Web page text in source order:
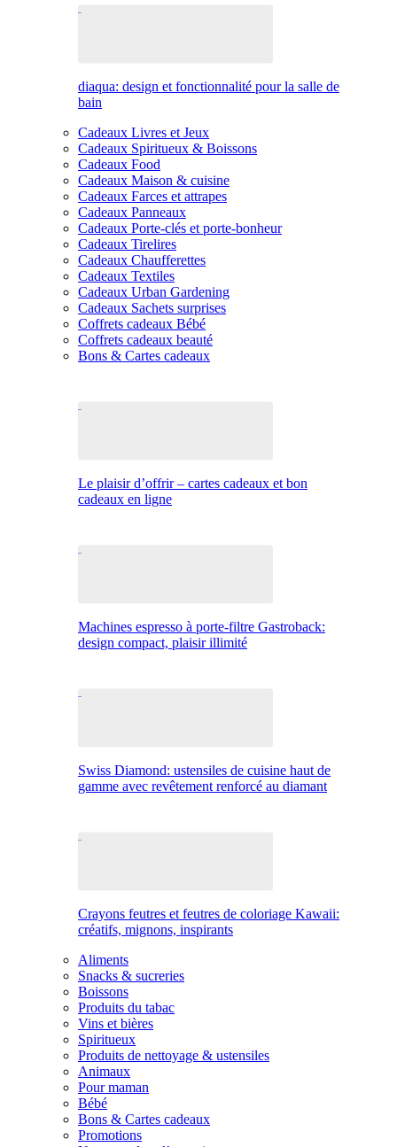
diaqua: design et fonctionnalité pour la salle de
bain
Cadeaux Livres et Jeux
Cadeaux Spiritueux & Boissons
Cadeaux Food
Cadeaux Maison & cuisine
Cadeaux Farces et attrapes
Cadeaux Panneaux
Cadeaux Porte-clés et porte-bonheur
Cadeaux Tirelires
Cadeaux Chaufferettes
Cadeaux Textiles
Cadeaux Urban Gardening
Cadeaux Sachets surprises
Coffrets cadeaux Bébé
Coffrets cadeaux beauté
Bons & Cartes cadeaux
Le plaisir d’offrir – cartes cadeaux et bon
cadeaux en ligne
Machines espresso à porte-filtre Gastroback:
design compact, plaisir illimité
Swiss Diamond: ustensiles de cuisine haut de
gamme avec revêtement renforcé au diamant
Crayons feutres et feutres de coloriage Kawaii:
créatifs, mignons, inspirants
Aliments
Snacks & sucreries
Boissons
Produits du tabac
Vins et bières
Spiritueux
Produits de nettoyage & ustensiles
Animaux
Pour maman
Bébé
Bons & Cartes cadeaux
Promotions